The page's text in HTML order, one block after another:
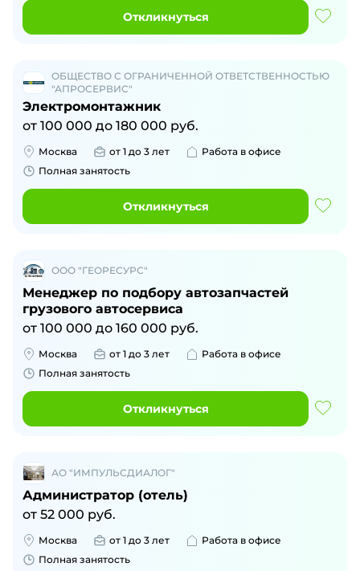
Откликнуться
ОБЩЕСТВО С ОГРАНИЧЕННОЙ ОТВЕТСТВЕННОСТЬЮ
"АПРОСЕРВИС"
Электромонтажник
от 100 000 до 180 000 руб.
Москва от 1 до 3 лет
Работа в офисе
Полная занятость
Откликнуться
ООО "ГЕОРЕСУРС"
Менеджер по подбору автозапчастей
грузового автосервиса
от 100 000 до 160 000 руб.
Москва от 1 до 3 лет
Работа в офисе
Полная занятость
Откликнуться
АО "ИМПУЛЬСДИАЛОГ"
Администратор (отель)
от 52 000 руб.
Москва от 1 до 3 лет
Работа в офисе
Полная занятость